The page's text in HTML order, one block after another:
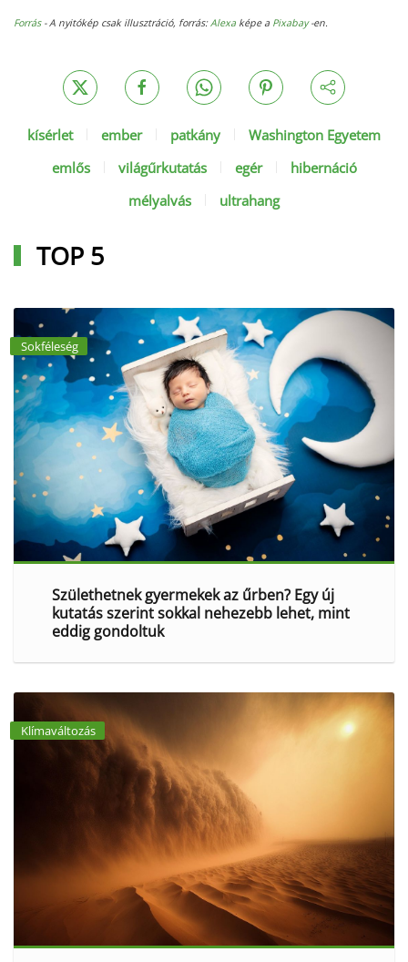
Forrás- A nyitókép csak illusztráció, forrás: Alexa képe a Pixabay-en.
kísérlet ember patkány
Washington Egyetem
emlős
világűrkutatás egér
hibernáció
mélyalvás
ultrahang
TOP 5
Sokféleség
Születhetnek gyermekek az űrben? Egy új
kutatás szerint sokkal nehezebb lehet, mint
eddig gondoltuk
Klímaváltozás